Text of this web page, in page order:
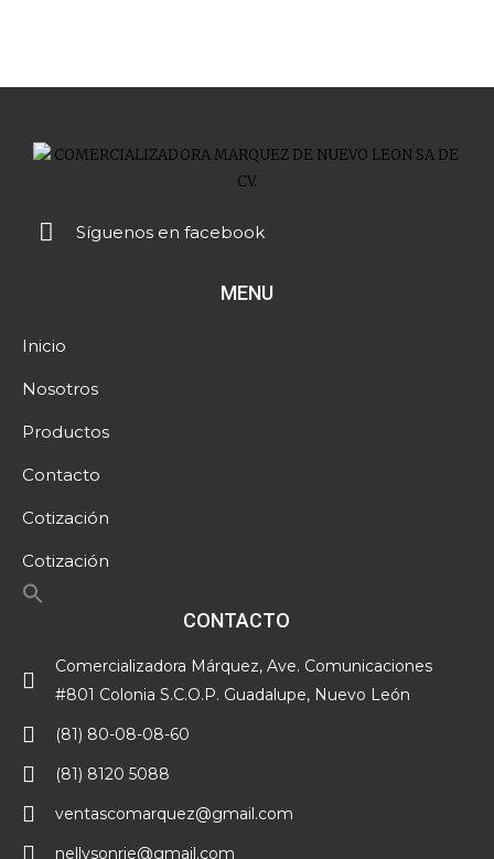
Síguenos en facebook
MENU
Inicio
Nosotros
Productos
Contacto
Cotización
Cotización
CONTACTO
Comercializadora Márquez, Ave. Comunicaciones
#801 Colonia S.C.O.P. Guadalupe, Nuevo León
(81) 80-08-08-60
(81) 8120 5088
ventascomarquez@gmail.com
nellysonrie@gmail.com